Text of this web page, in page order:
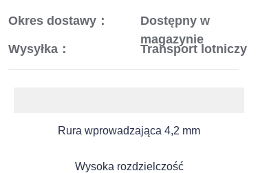
Okres dostawy：
Wysyłka：
Dostępny w
magazynie
Transport lotniczy
Rura wprowadzająca 4,2 mm
Wysoka rozdzielczość